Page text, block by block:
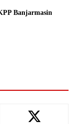
Banjarmasin